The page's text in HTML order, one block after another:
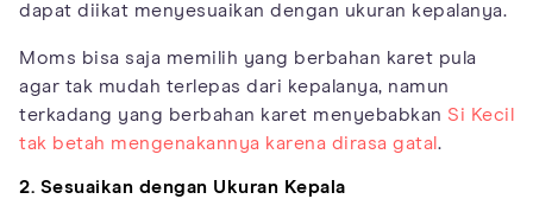
dapat diikat menyesuaikan dengan ukuran kepalanya.
Moms bisa saja memilih yang berbahan karet pula
agar tak mudah terlepas dari kepalanya, namun
terkadang yang berbahan karet menyebabkan Si Kecil
tak betah mengenakannya karena dirasa gatal .
2. Sesuaikan dengan Ukuran Kepala